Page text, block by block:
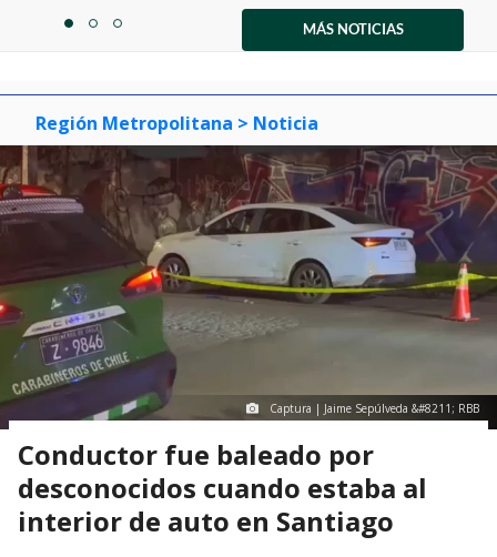
itemitemitem
MÁS NOTICIAS
Región Metropolitana > Noticia
Captura | Jaime Sepúlveda &#8211; RBB
Conductor fue baleado por
desconocidos cuando estaba al
interior de auto en Santiago